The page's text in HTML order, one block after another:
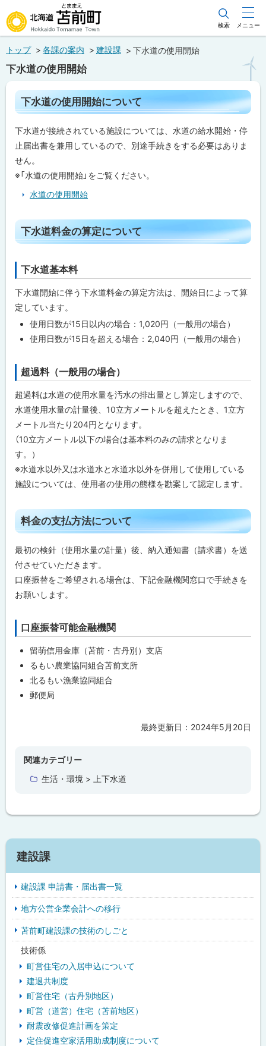
文
メ
北海道苫前町
Hokkaido Tomamae Town
検索 メニュー
トップ 各課の案内 建設課 下水道の使用開始
下水道の使用開始
ペ
ー
ジ
内
目
次
下
水
道
使
始
に
つ
て
下
水
道
金
の
に
つ
い
て
金
の
払
方
法
に
て
下水道の使用開始について
下水道が接続されている施設については、水道の給水開始・停
止届出書を兼用しているので、別途手続きをする必要はありま
せん。
※「水道の使用開始」をご覧ください。
水道の使用開始
ト
ッ
る
下水道料金の算定について
ト
プ
に
戻
る
下水道基本料
下水道開始に伴う下水道料金の算定方法は、開始日によって算
定しています。
使用日数が15日以内の場合：1,020円（一般用の場合）
使用日数が15日を超える場合：2,040円（一般用の場合）
ト
プ
に
戻
る
超過料（一般用の場合）
超過料は水道の使用水量を汚水の排出量とし算定しますので、
水道使用水量の計量後、10立方メートルを超えたとき、1立方
メートル当たり204円となります。
（10立方メートル以下の場合は基本料のみの請求となりま
す。）
※水道水以外又は水道水と水道水以外を併用して使用している
施設については、使用者の使用の態様を勘案して認定します。
ト
ッ
プ
に
戻
る
料金の支払方法について
最初の検針（使用水量の計量）後、納入通知書（請求書）を送
付させていただきます。
口座振替をご希望される場合は、下記金融機関窓口で手続きを
お願いします。
ト口座振替可能金融機関
留萌信用金庫（苫前・古丹別）支店
るもい農業協同組合苫前支所
北るもい漁業協同組合
郵便局
最終更新日： 2024年5月20日
関連カテゴリー
生活・環境 > 上下水道
サ
イ
ド
・
メ
建設課
建設課 申請書・届出書一覧
地方公営企業会計への移行
苫前町建設課の技術のしごと
技術係
町営住宅の入居申込について
建退共制度
町営住宅（古丹別地区）
町営（道営）住宅（苫前地区）
耐震改修促進計画を策定
定住促進空家活用助成制度について